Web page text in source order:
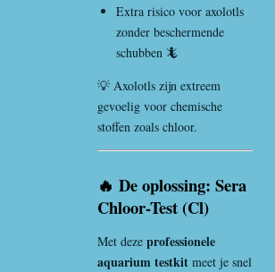
Extra risico voor axolotls
zonder beschermende
schubben 🦎
💡 Axolotls zijn extreem
gevoelig voor chemische
stoffen zoals chloor.
🔥 De oplossing: Sera
Chloor-Test (Cl)
Met deze professionele
aquarium testkit meet je snel